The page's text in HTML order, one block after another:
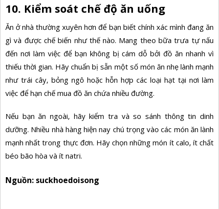
10. Kiểm soát chế độ ăn uống
Ăn ở nhà thường xuyên hơn để bạn biết chính xác mình đang ăn
gì và được chế biến như thế nào. Mang theo bữa trưa tự nấu
đến nơi làm việc để bạn không bị cám dỗ bởi đồ ăn nhanh vì
thiếu thời gian. Hãy chuẩn bị sẵn một số món ăn nhẹ lành mạnh
như trái cây, bỏng ngô hoặc hỗn hợp các loại hạt tại nơi làm
việc để hạn chế mua đồ ăn chứa nhiều đường.
Nếu bạn ăn ngoài, hãy kiểm tra và so sánh thông tin dinh
dưỡng. Nhiều nhà hàng hiện nay chú trọng vào các món ăn lành
mạnh nhất trong thực đơn. Hãy chọn những món ít calo, ít chất
béo bão hòa và ít natri.
Nguồn: suckhoedoisong